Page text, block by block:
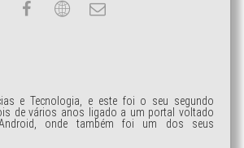
e Tecnologia, e este foi o seu segundo
de vários anos ligado a um portal voltado
onde também foi um dos seus